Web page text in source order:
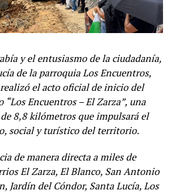
y el entusiasmo de la ciudadanía,
de la parroquia Los Encuentros,
el acto oficial de inicio del
“Los Encuentros – El Zarza”, una
8,8 kilómetros que impulsará el
social y turístico del territorio.
de manera directa a miles de
El Zarza, El Blanco, San Antonio
Jardín del Cóndor, Santa Lucía, Los